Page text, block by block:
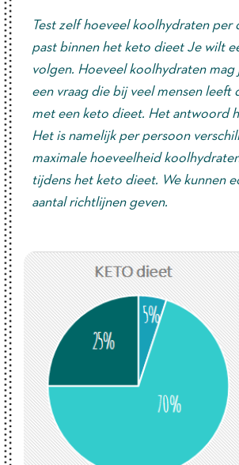
Test zelf hoeveel koolhydraten per
past binnen het keto dieet Je wilt
volgen. Hoeveel koolhydraten mag
een vraag die bij veel mensen leeft
met een keto dieet. Het antwoord
Het is namelijk per persoon
maximale hoeveelheid
tijdens het keto dieet. We kunnen
aantal richtlijnen geven.